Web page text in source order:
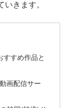
きます。
すすめ作品と
画配信サー